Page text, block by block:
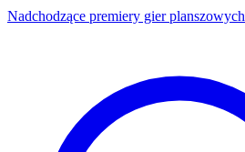
Nadchodzące premiery gier planszowych